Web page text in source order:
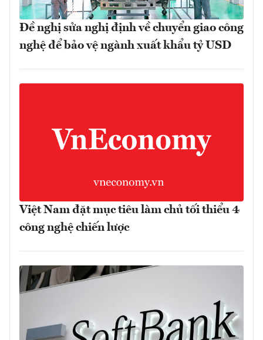
Đề nghị sửa nghị định về chuyển giao công
nghệ để bảo vệ ngành xuất khẩu tỷ USD
Việt Nam đặt mục tiêu làm chủ tối thiểu 4
công nghệ chiến lược